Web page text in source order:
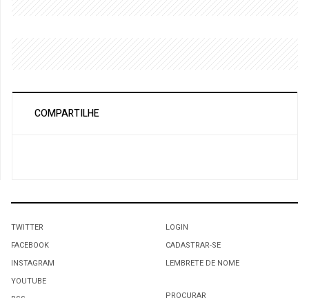
COMPARTILHE
TWITTER
FACEBOOK
INSTAGRAM
YOUTUBE
LOGIN
CADASTRAR-SE
LEMBRETE DE NOME
PROCURAR